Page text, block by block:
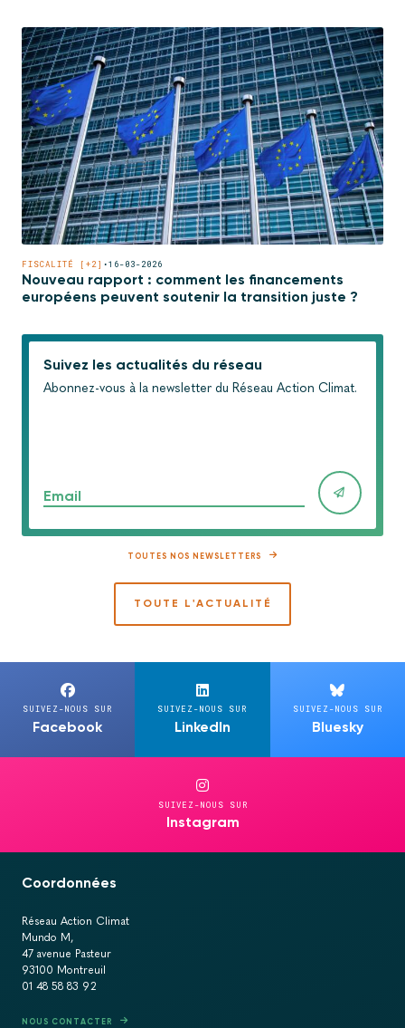
FISCALITÉ [+2] •16-03-2026
Nouveau rapport : comment les financements
européens peuvent soutenir la transition juste ?
Suivez les actualités du réseau
Abonnez-vous à la newsletter du Réseau Action Climat.
Email
TOUTES NOS NEWSLETTERS
TOUTE L'ACTUALITÉ
SUIVEZ-NOUS SUR
Facebook
SUIVEZ-NOUS SUR
LinkedIn
SUIVEZ-NOUS SUR
Bluesky
SUIVEZ-NOUS SUR
Instagram
Coordonnées
Réseau Action Climat
Mundo M,
47 avenue Pasteur
93100 Montreuil
01 48 58 83 92
NOUS CONTACTER